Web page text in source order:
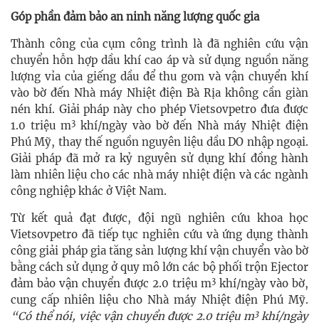
Góp phần đảm bảo an ninh năng lượng quốc gia
Thành công của cụm công trình là đã nghiên cứu vận
chuyển hỗn hợp dầu khí cao áp và sử dụng nguồn năng
lượng vỉa của giếng dầu để thu gom và vận chuyển khí
vào bờ đến Nhà máy Nhiệt điện Bà Rịa không cần giàn
nén khí. Giải pháp này cho phép Vietsovpetro đưa được
1.0 triệu m3khí/ngày vào bờ đến Nhà máy Nhiệt điện
Phú Mỹ, thay thế nguồn nguyên liệu dầu DO nhập ngoại.
Giải pháp đã mở ra kỷ nguyên sử dụng khí đồng hành
làm nhiên liệu cho các nhà máy nhiệt điện và các ngành
công nghiệp khác ở Việt Nam.
Từ kết quả đạt được, đội ngũ nghiên cứu khoa học
Vietsovpetro đã tiếp tục nghiên cứu và ứng dụng thành
công giải pháp gia tăng sản lượng khí vận chuyển vào bờ
bằng cách sử dụng ở quy mô lớn các bộ phối trộn Ejector
đảm bảo vận chuyển được 2.0 triệu m3 khí/ngày vào bờ,
cung cấp nhiên liệu cho Nhà máy Nhiệt điện Phú Mỹ.
“Có thể nói, việc vận chuyển được 2.0 triệu m3khí/ngày